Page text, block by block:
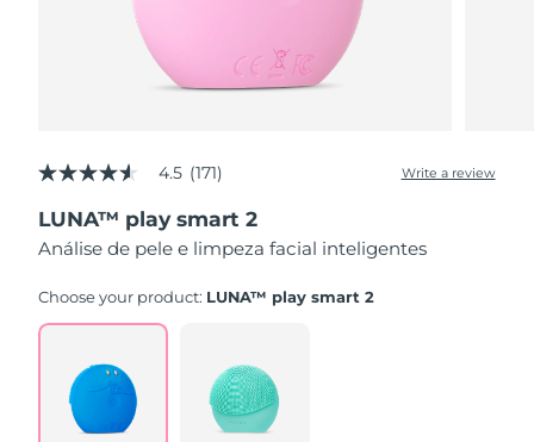
4.5
of
5
stars,
rating
Read
Reviews.
Same
page
link.
4.5 (171) Write a review
LUNA™ play smart 2
Análise de pele e limpeza facial inteligentes
Choose your product: LUNA™ play smart 2